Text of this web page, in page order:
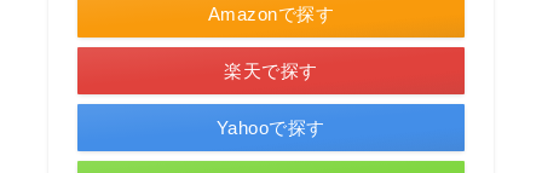
Amazonで探す
楽天で探す
Yahooで探す